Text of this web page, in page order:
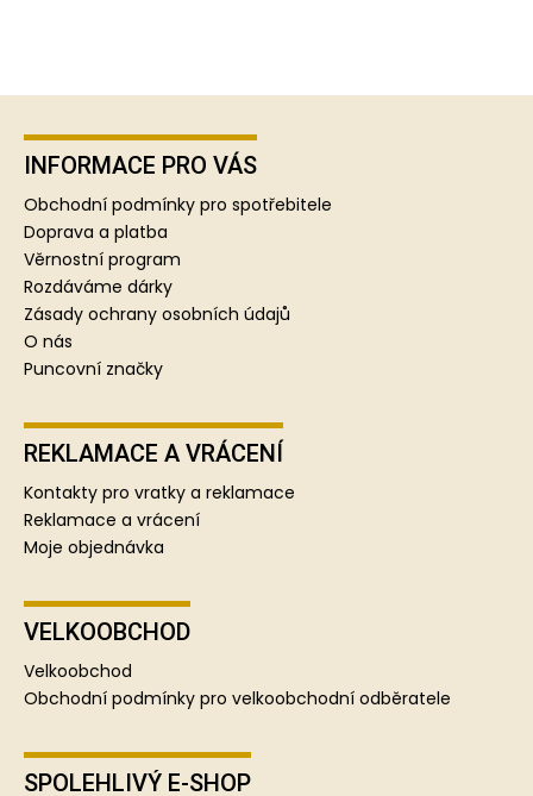
INFORMACE PRO VÁS
Obchodní podmínky pro spotřebitele
Doprava a platba
Věrnostní program
Rozdáváme dárky
Zásady ochrany osobních údajů
O nás
Puncovní značky
REKLAMACE A VRÁCENÍ
Kontakty pro vratky a reklamace
Reklamace a vrácení
Moje objednávka
VELKOOBCHOD
Velkoobchod
Obchodní podmínky pro velkoobchodní odběratele
SPOLEHLIVÝ E-SHOP